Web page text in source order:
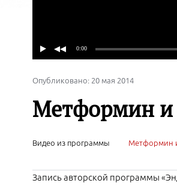
Опубликовано: 20 мая 2014
Метформин и
Видео из программы Метформин
Запись авторской программы